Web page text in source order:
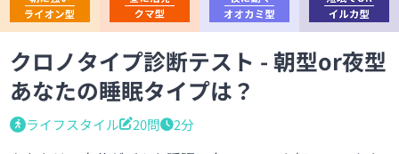
クロノタイプ診断テスト - 朝型or夜型
あなたの睡眠タイプは？
ライフスタイル 20問 2分